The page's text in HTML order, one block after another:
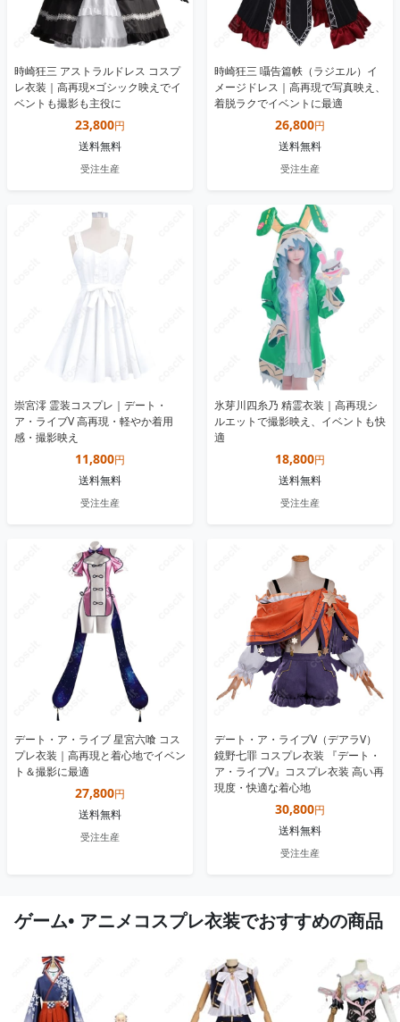
時崎狂三 アストラルドレス コスプ
レ衣装｜高再現×ゴシック映えでイ
ベントも撮影も主役に
23,800円
送料無料
受注生産
時崎狂三 囁告篇帙（ラジエル）イ
メージドレス｜高再現で写真映え、
着脱ラクでイベントに最適
26,800円
送料無料
受注生産
崇宮澪 霊装コスプレ｜デート・
ア・ライブV 高再現・軽やか着用
感・撮影映え
11,800円
送料無料
受注生産
氷芽川四糸乃 精霊衣装｜高再現シ
ルエットで撮影映え、イベントも快
適
18,800円
送料無料
受注生産
デート・ア・ライブ 星宮六喰 コス
プレ衣装｜高再現と着心地でイベン
ト＆撮影に最適
27,800円
送料無料
受注生産
デート・ア・ライブV（デアラV）
鏡野七罪 コスプレ衣装 『デート・
ア・ライブV』コスプレ衣装 高い再
現度・快適な着心地
30,800円
送料無料
受注生産
ゲーム• アニメコスプレ衣装でおすすめの商品